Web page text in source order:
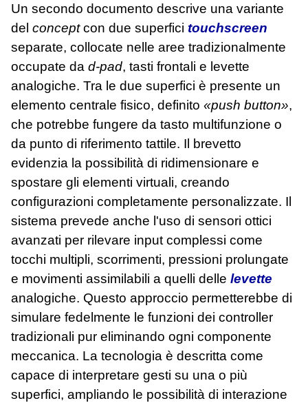
Un secondo documento descrive una variante
del conceptcon due superfici touchscreen
separate, collocate nelle aree tradizionalmente
occupate da d‑pad, tasti frontali e levette
analogiche. Tra le due superfici è presente un
elemento centrale fisico, definito «push button»,
che potrebbe fungere da tasto multifunzione o
da punto di riferimento tattile. Il brevetto
evidenzia la possibilità di ridimensionare e
spostare gli elementi virtuali, creando
configurazioni completamente personalizzate. Il
sistema prevede anche l'uso di sensori ottici
avanzati per rilevare input complessi come
tocchi multipli, scorrimenti, pressioni prolungate
e movimenti assimilabili a quelli delle levette
analogiche. Questo approccio permetterebbe di
simulare fedelmente le funzioni dei controller
tradizionali pur eliminando ogni componente
meccanica. La tecnologia è descritta come
capace di interpretare gesti su una o più
superfici, ampliando le possibilità di interazione